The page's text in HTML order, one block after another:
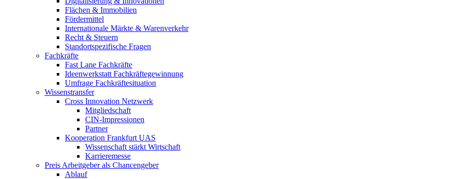
Flächen & Immobilien
Fördermittel
Internationale Märkte & Warenverkehr
Recht & Steuern
Standortspezifische Fragen
Fachkräfte
Fast Lane Fachkräfte
Ideenwerkstatt Fachkräftegewinnung
Umfrage Fachkräftesituation
Wissenstransfer
Cross Innovation Netzwerk
Mitgliedschaft
CIN-Impressionen
Partner
Kooperation Frankfurt UAS
Wissenschaft stärkt Wirtschaft
Karrieremesse
Preis Arbeitgeber als Chancengeber
Ablauf